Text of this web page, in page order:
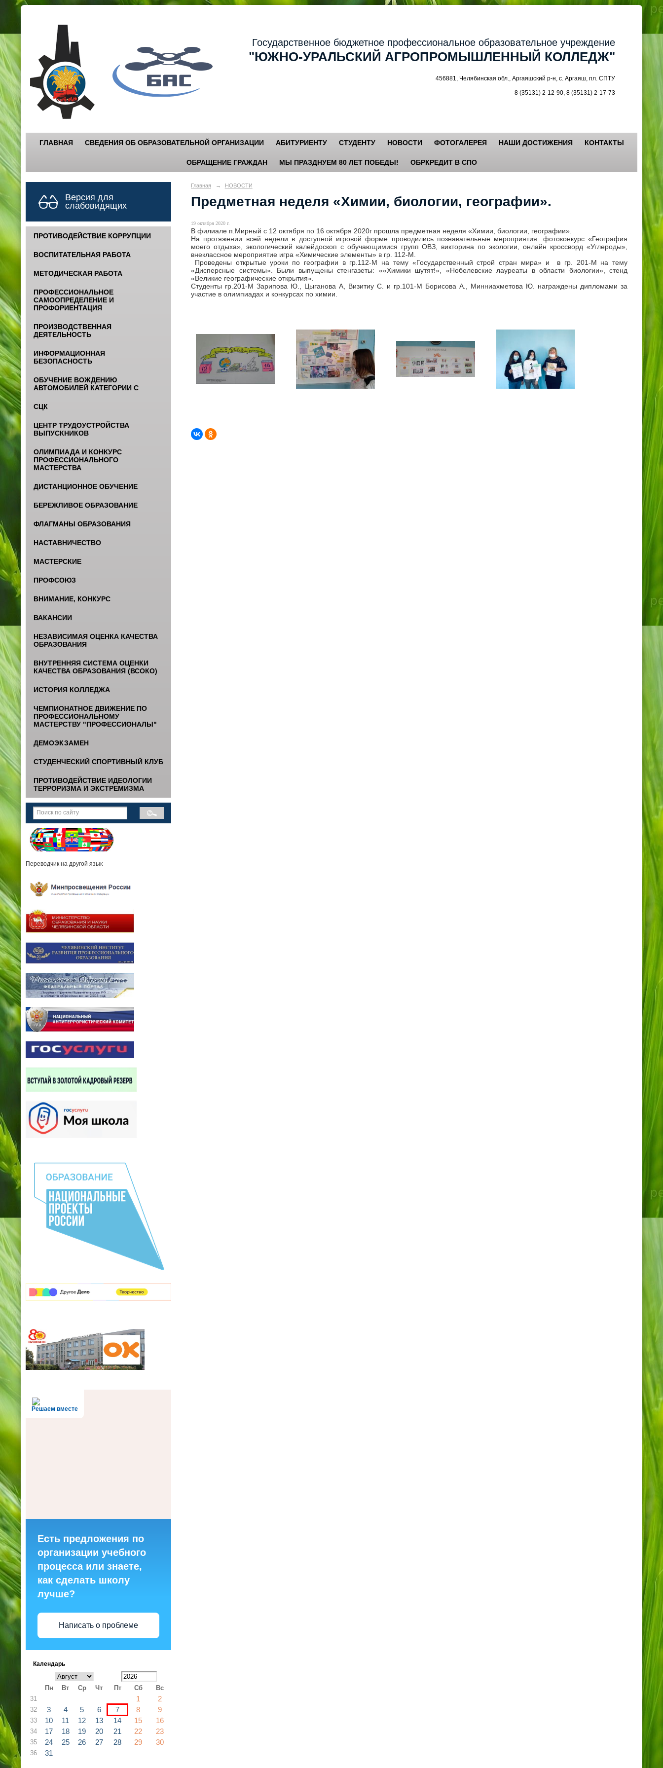
Государственное бюджетное профессиональное образовательное учреждение
"ЮЖНО-УРАЛЬСКИЙ АГРОПРОМЫШЛЕННЫЙ КОЛЛЕДЖ"
456881, Челябинская обл., Аргаяшский р-н, с. Аргаяш, пл. СПТУ
8 (35131) 2-12-90, 8 (35131) 2-17-73
ГЛАВНАЯ СВЕДЕНИЯ ОБ ОБРАЗОВАТЕЛЬНОЙ ОРГАНИЗАЦИИ АБИТУРИЕНТУ СТУДЕНТУ НОВОСТИ ФОТОГАЛЕРЕЯ НАШИ ДОСТИЖЕНИЯ КОНТАКТЫ
ОБРАЩЕНИЕ ГРАЖДАН МЫ ПРАЗДНУЕМ 80 ЛЕТ ПОБЕДЫ! ОБРКРЕДИТ В СПО
Версия для
слабовидящих
ПРОТИВОДЕЙСТВИЕ КОРРУПЦИИ
ВОСПИТАТЕЛЬНАЯ РАБОТА
МЕТОДИЧЕСКАЯ РАБОТА
ПРОФЕССИОНАЛЬНОЕ
САМООПРЕДЕЛЕНИЕ И
ПРОФОРИЕНТАЦИЯ
ПРОИЗВОДСТВЕННАЯ
ДЕЯТЕЛЬНОСТЬ
ИНФОРМАЦИОННАЯ
БЕЗОПАСНОСТЬ
ОБУЧЕНИЕ ВОЖДЕНИЮ
АВТОМОБИЛЕЙ КАТЕГОРИИ С
СЦК
ЦЕНТР ТРУДОУСТРОЙСТВА
ВЫПУСКНИКОВ
ОЛИМПИАДА И КОНКУРС
ПРОФЕССИОНАЛЬНОГО
МАСТЕРСТВА
ДИСТАНЦИОННОЕ ОБУЧЕНИЕ
БЕРЕЖЛИВОЕ ОБРАЗОВАНИЕ
ФЛАГМАНЫ ОБРАЗОВАНИЯ
НАСТАВНИЧЕСТВО
МАСТЕРСКИЕ
ПРОФСОЮЗ
ВНИМАНИЕ, КОНКУРС
ВАКАНСИИ
НЕЗАВИСИМАЯ ОЦЕНКА КАЧЕСТВА
ОБРАЗОВАНИЯ
ВНУТРЕННЯЯ СИСТЕМА ОЦЕНКИ
КАЧЕСТВА ОБРАЗОВАНИЯ (ВСОКО)
ИСТОРИЯ КОЛЛЕДЖА
ЧЕМПИОНАТНОЕ ДВИЖЕНИЕ ПО
ПРОФЕССИОНАЛЬНОМУ
МАСТЕРСТВУ "ПРОФЕССИОНАЛЫ"
ДЕМОЭКЗАМЕН
СТУДЕНЧЕСКИЙ СПОРТИВНЫЙ КЛУБ
ПРОТИВОДЕЙСТВИЕ ИДЕОЛОГИИ
ТЕРРОРИЗМА И ЭКСТРЕМИЗМА
Переводчик на другой язык
Решаем вместе
Есть предложения по
организации учебного
процесса или знаете,
как сделать школу
лучше?
Написать о проблеме
Календарь
Пн Вт Ср Чт Пт Сб
Вс
31
1 2
32 3 4 5 6 7 8 9
33 10 11 12 13 14 15 16
34 17 18 19 20 21 22 23
35 24 25 26 27 28 29 30
36 31
Главная → НОВОСТИ
Предметная неделя «Химии, биологии, географии».
19 октября 2020 г.
В филиале п.Мирный с 12 октября по 16 октября 2020г прошла предметная неделя «Химии, биологии, географии».
На протяжении всей недели в доступной игровой форме проводились познавательные мероприятия: фотоконкурс «География
моего отдыха», экологический калейдоскоп с обучающимися групп ОВЗ, викторина по экологии, онлайн кроссворд «Углероды»,
внеклассное мероприятие игра «Химические элементы» в гр. 112-М.
Проведены открытые уроки по географии в гр.112-М на тему «Государственный строй стран мира» и в гр. 201-М на тему
«Дисперсные системы».
Были выпущены стенгазеты: ««Химики шутят!», «Нобелевские лауреаты в области биологии», стенд
«Великие географические открытия».
Студенты гр.201-М Зарипова Ю., Цыганова А, Визитиу С. и гр.101-М Борисова А., Минниахметова Ю. награждены дипломами за
участие в олимпиадах и конкурсах по химии.